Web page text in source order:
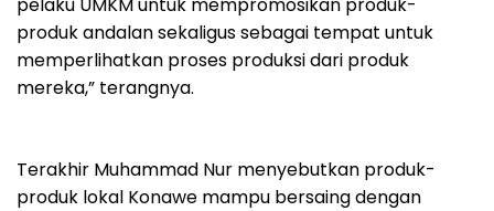
produk andalan sekaligus sebagai tempat untuk
memperlihatkan proses produksi dari produk
mereka,” terangnya.
Terakhir Muhammad Nur menyebutkan produk-
produk lokal Konawe mampu bersaing dengan